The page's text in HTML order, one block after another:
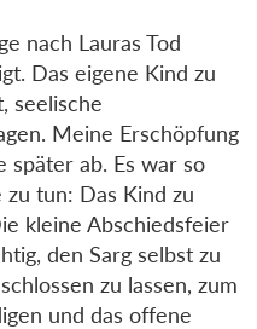
nach Lauras Tod
Das eigene Kind zu
seelische
Meine Erschöpfung
später ab. Es war so
tun: Das Kind zu
kleine Abschiedsfeier
den Sarg selbst zu
zu lassen, zum
und das offene